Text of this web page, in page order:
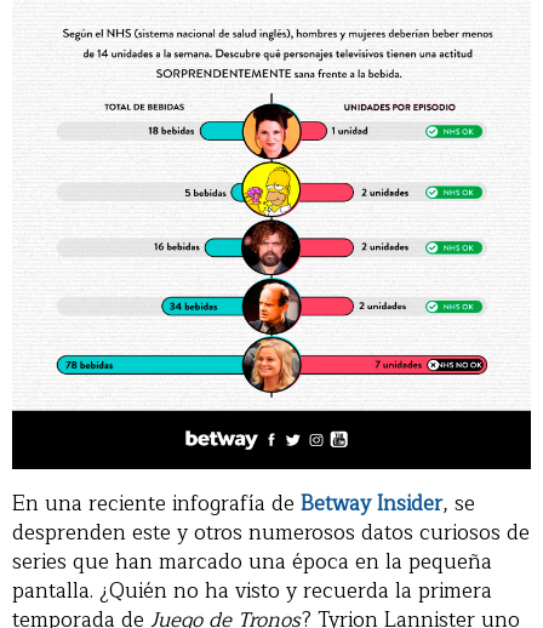
En una reciente infografía de Betway Insider, se
desprenden este y otros numerosos datos curiosos de
series que han marcado una época en la pequeña
pantalla. ¿Quién no ha visto y recuerda la primera
temporada de Juego de Tronos? Tyrion Lannister uno